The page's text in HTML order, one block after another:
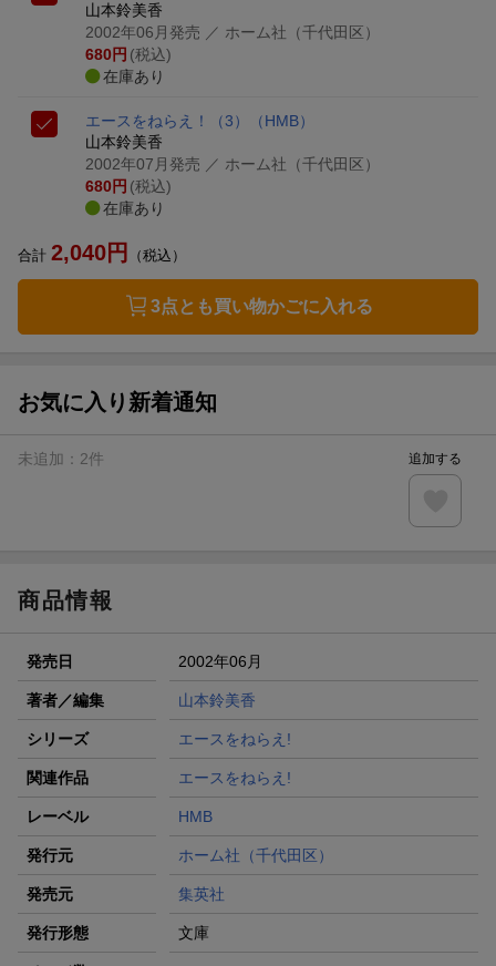
山本鈴美香
2002年06月発売 ／ ホーム社（千代田区）
680円 (税込)
在庫あり
エースをねらえ！（3）
（HMB）
山本鈴美香
2002年07月発売 ／ ホーム社（千代田区）
680円 (税込)
在庫あり
合計 2,040円 （税込）
3点とも買い物かごに入れる
お気に入り新着通知
未追加： 2件 追加する
商品情報
発売日 2002年06月
著者／編集 山本鈴美香
シリーズ エースをねらえ!
関連作品 エースをねらえ!
レーベル HMB
発行元 ホーム社（千代田区）
発売元 集英社
発行形態 文庫